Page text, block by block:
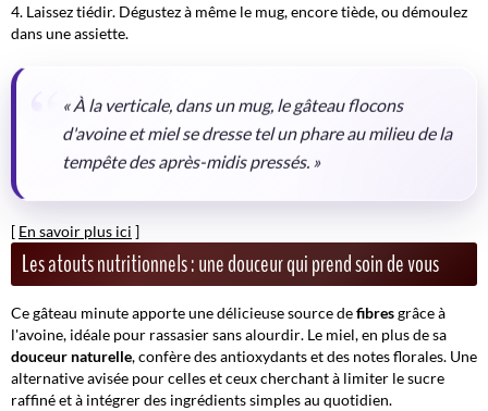
Laissez tiédir. Dégustez à même le mug, encore tiède, ou démoulez
dans une assiette.
« À la verticale, dans un mug, le gâteau flocons
d'avoine et miel se dresse tel un phare au milieu de la
tempête des après-midis pressés. »
[ En savoir plus ici ]
Les atouts nutritionnels : une douceur qui prend soin de vous
Ce gâteau minute apporte une délicieuse source defibresgrâce à
l'avoine, idéale pour rassasier sans alourdir. Le miel, en plus de sa
douceur naturelle, confère des antioxydants et des notes florales. Une
alternative avisée pour celles et ceux cherchant à limiter le sucre
raffiné et à intégrer des ingrédients simples au quotidien.